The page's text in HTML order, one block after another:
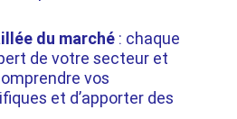
du marché : chaque
de votre secteur et
vos
et d’apporter des